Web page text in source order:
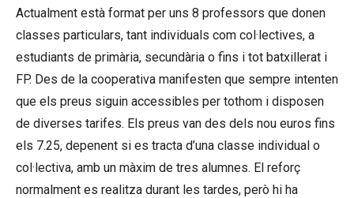
Actualment està format per uns 8 professors que donen
classes particulars, tant individuals com col·lectives, a
estudiants de primària, secundària o fins i tot batxillerat i
FP. Des de la cooperativa manifesten que sempre intenten
que els preus siguin accessibles per tothom i disposen
de diverses tarifes. Els preus van des dels nou euros fins
els 7.25, depenent si es tracta d’una classe individual o
col·lectiva, amb un màxim de tres alumnes. El reforç
normalment es realitza durant les tardes, però hi ha